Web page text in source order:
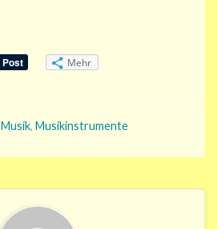
Mehr
Musik, Musikinstrumente